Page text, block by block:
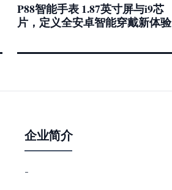
P88智能手表 1.87英寸屏与i9芯
片，定义全安卓智能穿戴新体验
企业简介
-